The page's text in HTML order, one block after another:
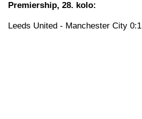
Premiership, 28. kolo:
Leeds United - Manchester City 0:1